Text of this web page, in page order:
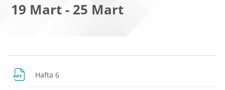
19 Mart - 25 Mart
Bloklar
Bölüm anahatları
Hafta 6